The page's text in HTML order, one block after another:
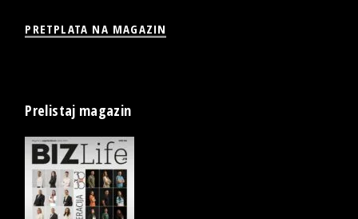
PRETPLATA NA MAGAZIN
Prelistaj magazin